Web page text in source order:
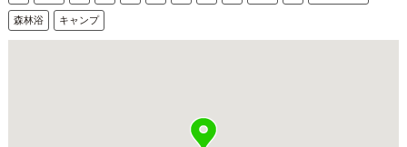
森林浴 キャンプ